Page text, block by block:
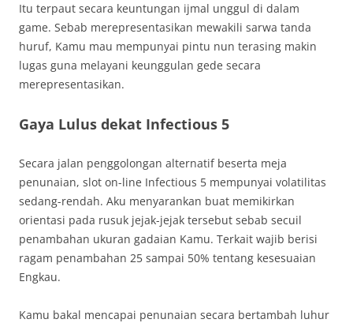
Itu terpaut secara keuntungan ijmal unggul di dalam
game. Sebab merepresentasikan mewakili sarwa tanda
huruf, Kamu mau mempunyai pintu nun terasing makin
lugas guna melayani keunggulan gede secara
merepresentasikan.
Gaya Lulus dekat Infectious 5
Secara jalan penggolongan alternatif beserta meja
penunaian, slot on-line Infectious 5 mempunyai volatilitas
sedang-rendah. Aku menyarankan buat memikirkan
orientasi pada rusuk jejak-jejak tersebut sebab secuil
penambahan ukuran gadaian Kamu. Terkait wajib berisi
ragam penambahan 25 sampai 50% tentang kesesuaian
Engkau.
Kamu bakal mencapai penunaian secara bertambah luhur